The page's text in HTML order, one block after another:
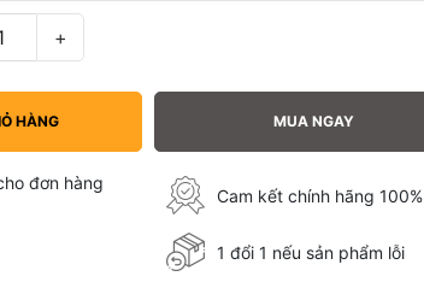
+
HÀNG MUA NGAY
đơn hàng
Cam kết chính hãng 100%
1 đổi 1 nếu sản phẩm lỗi